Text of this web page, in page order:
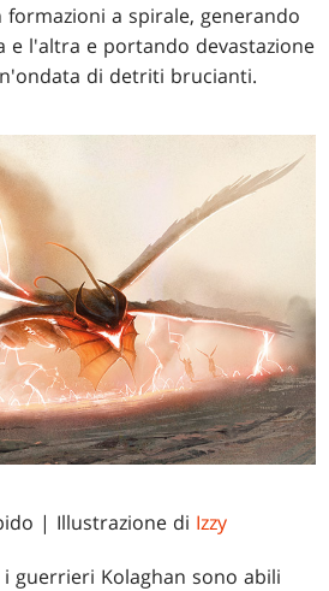
a spirale, generando
l'altra e portando devastazione
di detriti brucianti.
| Illustrazione di Izzy
guerrieri Kolaghan sono abili